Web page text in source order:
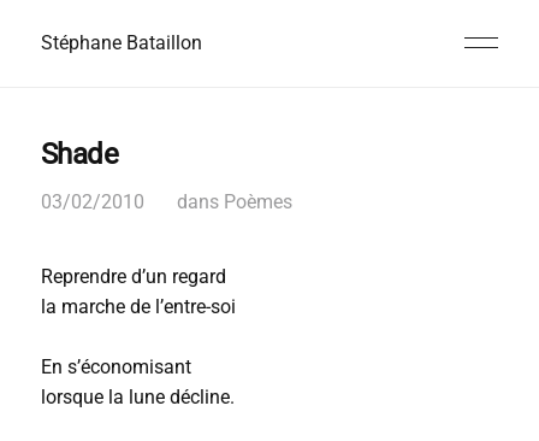
Stéphane Bataillon
Shade
03/02/2010 dans Poèmes
Reprendre d’un regard
la marche de l’entre-soi
En s’économisant
lorsque la lune décline.